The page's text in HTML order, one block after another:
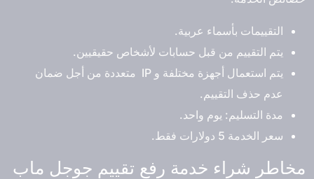
التقييمات بأسماء عربية.
يتم التقييم من قبل حسابات لأشخاص حقيقيين.
يتم استعمال أجهزة مختلفة و IP متعددة من أجل ضمان
عدم حذف التقييم.
مدة التسليم: يوم واحد.
سعر الخدمة 5 دولارات فقط.
مخاطر شراء خدمة رفع تقييم جوجل ماب